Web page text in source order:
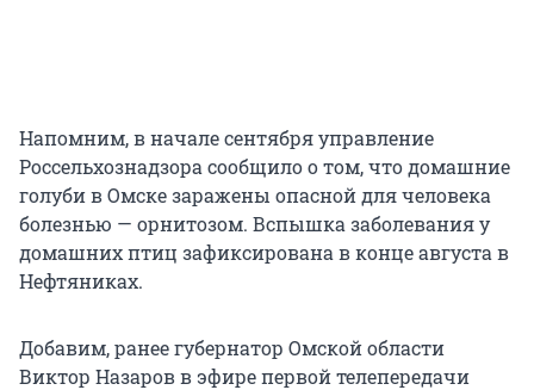
Напомним, в начале сентября управление
Россельхознадзора сообщило о том, что домашние
голуби в Омске заражены опасной для человека
болезнью — орнитозом. Вспышка заболевания у
домашних птиц зафиксирована в конце августа в
Нефтяниках.
Добавим, ранее губернатор Омской области
Виктор Назаров в эфире первой телепередачи